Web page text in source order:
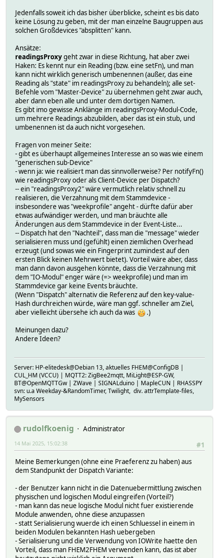
Jedenfalls soweit ich das bisher überblicke, scheint es bis dato
keine Lösung zu geben, mit der man einzelne Baugruppen aus
solchen Großdevices "absplitten" kann.
Ansätze:
readingsProxygeht zwar in diese Richtung, hat aber zwei
Haken: Es kennt nur ein Reading (bzw. eine setFn), und man
kann nicht wirklich generisch umbenennen (außer, das eine
Reading als "state" im readingsProxy zu behandeln); alle set-
Befehle vom "Master-Device" zu übernehmen geht zwar auch,
aber dann eben alle und unter dem dortigen Namen.
Es gibt imo gewisse Anklänge im readingsProxy-Modul-Code,
um mehrere Readings abzubilden, aber das ist ein stub, und
umbenennen ist da auch nicht vorgesehen.
Fragen von meiner Seite:
- gibt es überhaupt allgemeines Interesse an so was wie einem
"generischen sub-Device"
- wenn ja: wie realisiert man das sinnvollerweise? Per notifyFn()
wie readingsProxy oder als Client-Device per Dispatch?
-- ein "readingsProxy2" wäre vermutlich relativ schnell zu
realisieren, die Verzahnung mit dem Stammdevice -
insbesondere was "weekprofile" angeht - dürfte dafür aber
etwas aufwändiger werden, und man bräuchte alle
Änderungen aus dem Stammdevice in der Event-Liste...
-- Dispatch hat den "Nachteil", dass man die "message" wieder
serialisieren muss und (gefühlt) einen ziemlichen Overhead
erzeugt (und sowas wie ein Fingerprint zumindest auf den
ersten Blick keinen Mehrwert bietet). Vorteil wäre aber, dass
man dann davon ausgehen könnte, dass die Verzahnung mit
dem "IO-Modul" enger wäre (=> weekprofile) und man im
Stammdevice gar keine Events bräuchte.
(Wenn "Dispatch" alternativ die Referenz auf den key-value-
Hash durchreichen würde, wäre man ggf. schneller am Ziel,
aber vielleicht übersehe ich auch da was
.)
Meinungen dazu?
Andere Ideen?
Server: HP-elitedesk@Debian 13, aktuelles FHEM@ConfigDB |
CUL_HM (VCCU) | MQTT2: ZigBee2mqtt, MiLight@ESP-GW,
BT@OpenMQTTGw | ZWave | SIGNALduino | MapleCUN | RHASSPY
svn: u.a Weekday-&RandomTimer, Twilight, div. attrTemplate-files,
MySensors
rudolfkoenig
Administrator
#1
14 Mai 2025, 15:02:38
Meine Bemerkungen (ohne eine Praeferenz zu haben) aus
dem Standpunkt der Dispatch Variante:
- der Benutzer kann nicht in die Datenuebermittlung zwischen
physischen und logischen Modul eingreifen (Vorteil?)
- man kann das neue logische Modul nicht fuer existierende
Module anwenden, ohne diese anzupassen
- statt Serialisierung wuerde ich einen Schluessel in einem in
beiden Modulen bekannten Hash uebergeben
- Serialisierung und die Verwendung von IOWrite haette den
Vorteil, dass man FHEM2FHEM verwenden kann, das ist aber